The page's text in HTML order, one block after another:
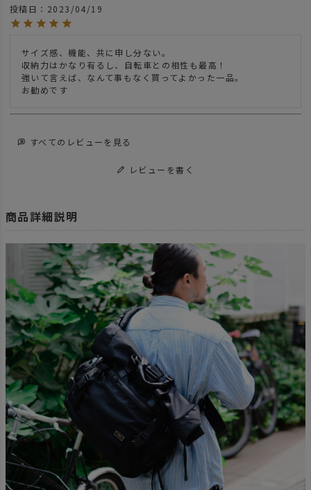
投稿日
2023/04/19
サイズ感、機能、共に申し分ない。
収納力はかなり有るし、自転車との相性も最高！
強いて言えば、なんて事もなく買ってよかった一品。
お勧めです
すべてのレビューを見る
レビューを書く
商品詳細説明